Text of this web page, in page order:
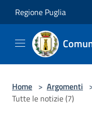
Regione Puglia
Home > Argomenti
Tutte le notizie (7)